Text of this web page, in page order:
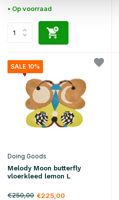
• Op voorraad
SALE 10%
Doing Goods
Melody Moon butterfly
vloerkleed lemon L
€250,00 €225,00